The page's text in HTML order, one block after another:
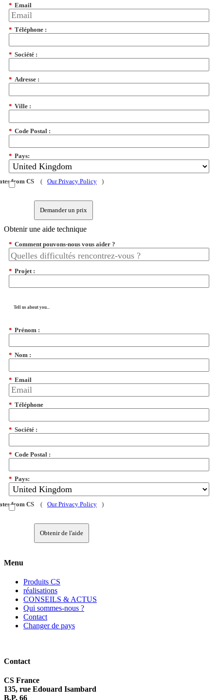
* Email
* Téléphone :
* Société :
* Adresse :
* Ville :
* Code Postal :
* Pays:
from CS ( Our Privacy Policy )
Demander un prix
Obtenir une aide technique
* Comment pouvons-nous vous aider ?
* Projet :
Tell us about you...
* Prénom :
* Nom :
* Email
* Téléphone
* Société :
* Code Postal :
* Pays:
from CS ( Our Privacy Policy )
Obtenir de l'aide
Menu
Produits CS
réalisations
CONSEILS & ACTUS
Qui sommes-nous ?
Contact
Changer de pays
Contact
CS France
135, rue Edouard Isambard
B.P. 66